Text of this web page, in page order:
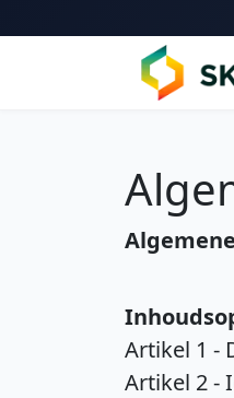
Artikel 1 -
Artikel 2 -